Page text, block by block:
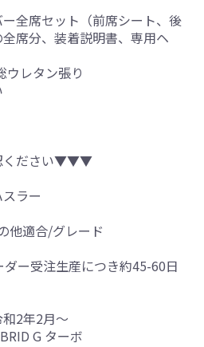
全席セット（前席シート、後
席分、装着説明書、専用ヘ
ウレタン張り
ください▼▼▼
ラー
他適合/グレード
ー受注生産につき約45-60日
2年2月～
G ターボ